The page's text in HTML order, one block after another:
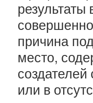
причина
место,
или в